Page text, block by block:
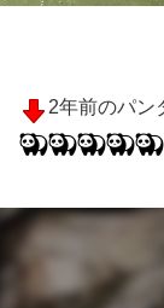
2年前のパン